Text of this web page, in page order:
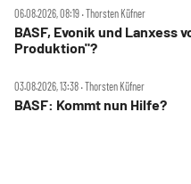
06.08.2026, 08:19 ‧ Thorsten Küfner
BASF, Evonik und Lanxess
Produktion"?
03.08.2026, 13:38 ‧ Thorsten Küfner
BASF: Kommt nun Hilfe?